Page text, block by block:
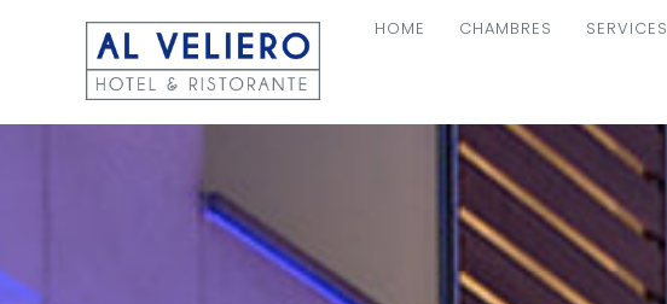
PRINCIPALE
HOME CHAMBRES SERVICES